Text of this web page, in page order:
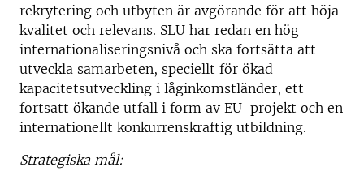
rekrytering och utbyten är avgörande för att höja
kvalitet och relevans. SLU har redan en hög
internationaliseringsnivå och ska fortsätta att
utveckla samarbeten, speciellt för ökad
kapacitetsutveckling i låginkomstländer, ett
fortsatt ökande utfall i form av EU-projekt och en
internationellt konkurrenskraftig utbildning.
Strategiska mål: